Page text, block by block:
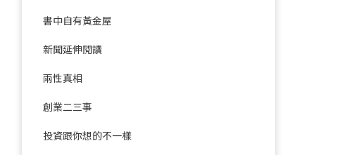
書中自有黃金屋
新聞延伸閱讀
兩性真相
創業二三事
投資跟你想的不一樣